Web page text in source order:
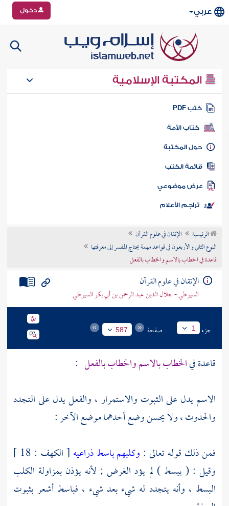
عربي دخول
المكتبة الإسلامية
كتب PDF
كتاب الأمة
المكتبة
الكتب
موضوعي
تراجم الأعلام
الرئيسية
الإتقان في علوم القرآن
النوع الثاني والأربعون في قواعد مهمة يحتاج المفسر إلى معرفتها
قاعدة في الخطاب بالاسم والخطاب بالفعل
الإتقان في علوم القرآن
السيوطي - جلال الدين عبد الرحمن بن أبي بكر السيوطي
جزء 1 صفحة 587
قاعدة فيالخطاب بالاسم والخطاب بالفعل :
الاسم يدل على الثبوت والاستمرار ، والفعل يدل على التجدد
والحدوث ، ولا يحسن وضع أحدهما موضع الآخر :
فمن ذلك قوله تعالى : وكلبهم باسط ذراعيه
[ الكهف : 18 ]
وقيل : ( يبسط ) لم يؤد الغرض ; لأنه يؤذن بمزاولة الكلب
البسط ، وأنه يتجدد له شيء بعد شيء ، فباسط أشعر بثبوت